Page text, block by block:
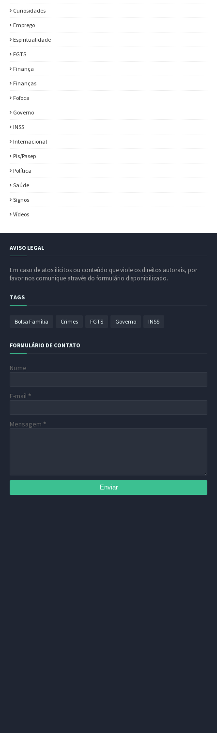
Curiosidades
Emprego
Espiritualidade
FGTS
Finança
Finanças
Fofoca
Governo
INSS
Internacional
Pis/Pasep
Política
Saúde
Signos
Vídeos
AVISO LEGAL
Em caso de atos ilícitos ou conteúdo que viole os direitos autorais, por
favor nos comunique através do formulário disponibilizado.
TAGS
Bolsa Família Crimes FGTS Governo INSS
FORMULÁRIO DE CONTATO
Nome
E-mail *
Mensagem *